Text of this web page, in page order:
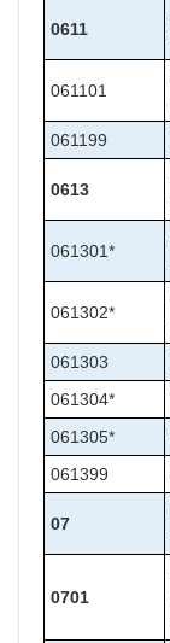
0611
061101
061199
0613
061301*
061302*
061303
061304*
061305*
061399
07
0701